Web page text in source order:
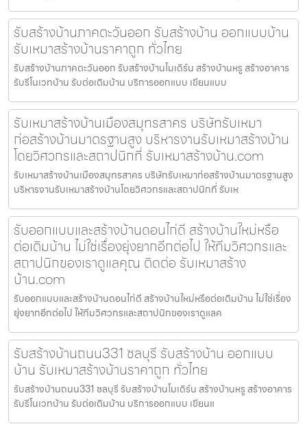
รับสร้างบ้านภาคตะวันออก รับสร้างบ้าน ออกแบบบ้าน
รับเหมาสร้างบ้านราคาถูก ทั่วไทย
รับสร้างบ้านภาคตะวันออก รับสร้างบ้านโมเดิร์น สร้างบ้านหรู สร้างอาคาร
รับรีโนเวทบ้าน รับต่อเติมบ้าน บริการออกแบบ เขียนแบบ
รับเหมาสร้างบ้านเมืองสมุทรสาคร บริษัทรับเหมา
ก่อสร้างบ้านมาตรฐานสูง บริหารงานรับเหมาสร้างบ้าน
โดยวิศวกรและสถาปนิกที่ รับเหมาสร้างบ้าน.com
รับเหมาสร้างบ้านเมืองสมุทรสาคร บริษัทรับเหมาก่อสร้างบ้านมาตรฐานสูง
บริหารงานรับเหมาสร้างบ้านโดยวิศวกรและสถาปนิกที่ รับเห
รับออกแบบและสร้างบ้านดอนไก่ดี สร้างบ้านใหม่หรือ
ต่อเติมบ้าน ไม่ใช่เรื่องยุ่งยากอีกต่อไป ให้ทีมวิศวกรและ
สถาปนิกของเราดูแลคุณ ติดต่อ รับเหมาสร้าง
บ้าน.com
รับออกแบบและสร้างบ้านดอนไก่ดี สร้างบ้านใหม่หรือต่อเติมบ้าน ไม่ใช่เรื่อง
ยุ่งยากอีกต่อไป ให้ทีมวิศวกรและสถาปนิกของเราดูแลค
รับสร้างบ้านถนน331 ชลบุรี รับสร้างบ้าน ออกแบบ
บ้าน รับเหมาสร้างบ้านราคาถูก ทั่วไทย
รับสร้างบ้านถนน331 ชลบุรี รับสร้างบ้านโมเดิร์น สร้างบ้านหรู สร้างอาคาร
รับรีโนเวทบ้าน รับต่อเติมบ้าน บริการออกแบบ เขียนแ